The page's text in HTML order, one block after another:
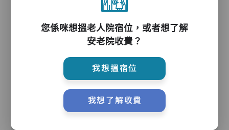
主管,助理員,護理員,保健員
您係咪想搵老人院宿位，或者想了解
安老院收費？
我想搵宿位
我想了解收費